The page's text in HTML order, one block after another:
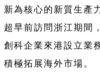
新為核心的新質生產
超早前訪問浙江期間
創科企業來港設立業
積極拓展海外市場。